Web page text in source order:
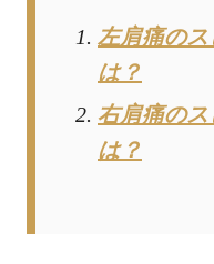
左肩痛の
は？
右肩痛の
は？